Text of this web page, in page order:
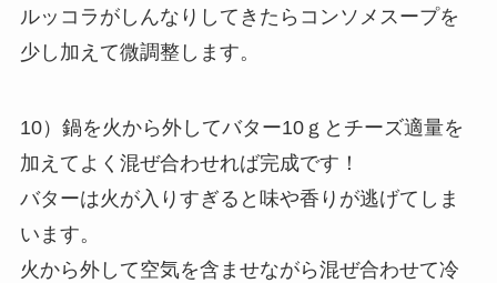
ルッコラがしんなりしてきたらコンソメスープを
少し加えて微調整します。
10）鍋を火から外してバター10ｇとチーズ適量を
加えてよく混ぜ合わせれば完成です！
バターは火が入りすぎると味や香りが逃げてしま
います。
火から外して空気を含ませながら混ぜ合わせて冷